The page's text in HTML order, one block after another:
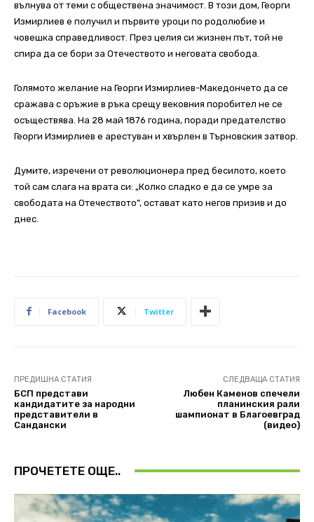
вълнува от теми с обществена значимост. В този дом, Георги
Измирлиев е получил и първите уроци по родолюбие и
човешка справедливост. През целия си жизнен път, той не
спира да се бори за Отечеството и неговата свобода.
Голямото желание на Георги Измирлиев-Македончето да се
сражава с оръжие в ръка срещу вековния поробител не се
осъществява. На 28 май 1876 година, поради предателство
Георги Измирлиев е арестуван и хвърлен в Търновския затвор.
Думите, изречени от революционера пред бесилото, което
той сам слага на врата си: „Колко сладко е да се умре за
свободата на Отечеството”, остават като негов призив и до
днес.
Facebook Twitter
ПРЕДИШНА СТАТИЯ
БСП представи
кандидатите за народни
представители в
Сандански
СЛЕДВАЩА СТАТИЯ
Любен Каменов спечели
планинския рали
шампионат в Благоевград
(видео)
ПРОЧЕТЕТЕ ОЩЕ..